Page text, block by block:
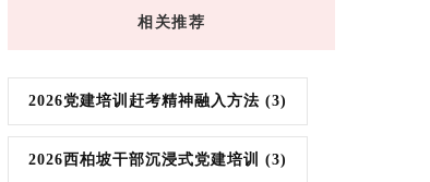
相关推荐
2026党建培训赶考精神融入方法 (3)
2026西柏坡干部沉浸式党建培训 (3)